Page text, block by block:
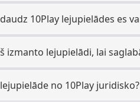
10Play lejupielādes es
izmanto lejupielādi, lai
no 10Play juridisko?